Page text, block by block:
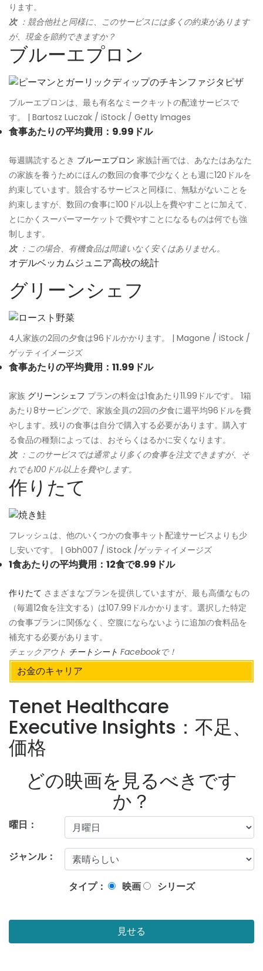
ります。
次 ：競合他社と同様に、このサービスには多くの約束があります
が、現金を節約できますか？
ブルーエプロン
ブルーエプロンは、最も有名なミークキットの配達サービスで
す。 | Bartosz Luczak / iStock / Getty Images
食事あたりの平均費用：9.99ドル
毎週購読するとき ブルーエプロン 家族計画では、あなたはあなた
の家族を養うためにほんの数回の食事で少なくとも週に120ドルを
約束しています。競合するサービスと同様に、無駄がないことを
約束しますが、数回の食事に100ドル以上を費やすことに加えて、
とにかくスーパーマーケットで費やすことになるものは何でも強
制します。
次 ：この場合、有機食品は間違いなく安くはありません。
オデルベッカムジュニア高校の統計
グリーンシェフ
4人家族の2回の夕食は96ドルかかります。 | Magone / iStock /
ゲッティイメージズ
食事あたりの平均費用：11.99ドル
家族 グリーンシェフ プランの料金は1食あたり11.99ドルです。 1箱
あたり8サービングで、家族全員の2回の夕食に週平均96ドルを費
やします。残りの食事は自分で購入する必要があります。購入す
る食品の種類によっては、おそらくはるかに安くなります。
次 ：このサービスでは通常より多くの食事を注文できますが、そ
れでも100ドル以上を費やします。
作りたて
フレッシュは、他のいくつかの食事キット配達サービスよりも少
し安いです。 | Gbh007 / iStock /ゲッティイメージズ
1食あたりの平均費用：12食で8.99ドル
作りたて さまざまなプランを提供していますが、最も高価なもの
（毎週12食を注文する）は107.99ドルかかります。選択した特定
の食事プランに関係なく、空腹にならないように追加の食料品を
補充する必要があります。
チェックアウト チートシート Facebookで！
お金のキャリア
Tenet Healthcare
Executive Insights：不足、
価格
どの映画を見るべきです
か？
曜日：
ジャンル：
タイプ： 映画 シリーズ
見せる